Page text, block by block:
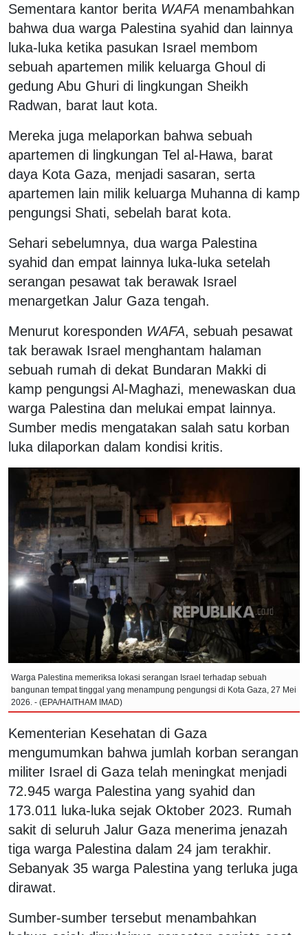
Sementara kantor berita WAFA menambahkan
bahwa dua warga Palestina syahid dan lainnya
luka-luka ketika pasukan Israel membom
sebuah apartemen milik keluarga Ghoul di
gedung Abu Ghuri di lingkungan Sheikh
Radwan, barat laut kota.
Mereka juga melaporkan bahwa sebuah
apartemen di lingkungan Tel al-Hawa, barat
daya Kota Gaza, menjadi sasaran, serta
apartemen lain milik keluarga Muhanna di kamp
pengungsi Shati, sebelah barat kota.
Sehari sebelumnya, dua warga Palestina
syahid dan empat lainnya luka-luka setelah
serangan pesawat tak berawak Israel
menargetkan Jalur Gaza tengah.
Menurut koresponden WAFA, sebuah pesawat
tak berawak Israel menghantam halaman
sebuah rumah di dekat Bundaran Makki di
kamp pengungsi Al-Maghazi, menewaskan dua
warga Palestina dan melukai empat lainnya.
Sumber medis mengatakan salah satu korban
luka dilaporkan dalam kondisi kritis.
Warga Palestina memeriksa lokasi serangan Israel terhadap sebuah
bangunan tempat tinggal yang menampung pengungsi di Kota Gaza, 27 Mei
2026. - (EPA/HAITHAM IMAD)
Kementerian Kesehatan di Gaza
mengumumkan bahwa jumlah korban serangan
militer Israel di Gaza telah meningkat menjadi
72.945 warga Palestina yang syahid dan
173.011 luka-luka sejak Oktober 2023. Rumah
sakit di seluruh Jalur Gaza menerima jenazah
tiga warga Palestina dalam 24 jam terakhir.
Sebanyak 35 warga Palestina yang terluka juga
dirawat.
Sumber-sumber tersebut menambahkan